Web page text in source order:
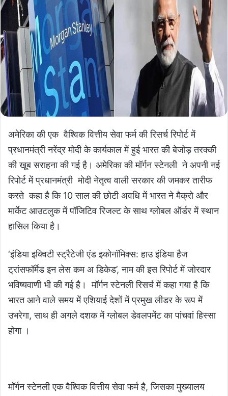
अमेरिका की एक वैश्विक वित्तीय सेवा फर्म की रिसर्च रिपोर्ट में
प्रधानमंत्री नरेंद्र मोदी के कार्यकाल में हुई भारत की बेजोड़ तरक्की
की खूब सराहना की गई है। अमेरिका की मॉर्गन स्टेनली ने अपनी नई
रिपोर्ट में प्रधानमंत्री मोदी नेतृत्व वाली सरकार की जमकर तारीफ
करते कहा है कि 10 साल की छोटी अवधि में भारत ने मैक्रो और
मार्केट आउटलुक में पॉजिटिव रिजल्ट के साथ ग्लोबल ऑर्डर में स्थान
हासिल किया है।
‘इंडिया इक्विटी स्ट्रैटेजी एंड इकोनॉमिक्स: हाउ इंडिया हैज
ट्रांसफॉर्मेड इन लेस कम अ डिकेड’, नाम की इस रिपोर्ट में जोरदार
भविष्यवाणी भी की गई है। मॉर्गन स्टेनली रिसर्च में कहा गया है कि
भारत आने वाले समय में एशियाई देशों में प्रमुख लीडर के रूप में
उभरेगा, साथ ही अगले दशक में ग्लोबल डेवलपमेंट का पांचवां हिस्सा
होगा ।
मॉर्गन स्टेनली एक वैश्विक वित्तीय सेवा फर्म है, जिसका मुख्यालय